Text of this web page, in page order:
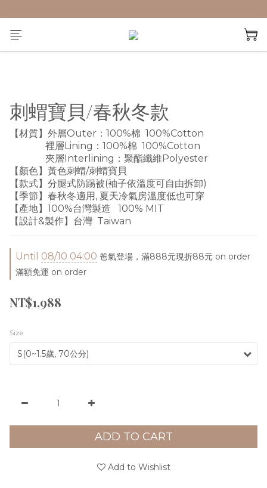
刺蝟寶貝/春秋冬款
【材質】外層Outer：100%棉  100%Cotton
               裡層Lining：100%棉  100%Cotton
               夾層Interlining：聚酯纖維Polyester
【顏色】黃色刺蝟/刺蝟寶貝
【款式】分腿式防踢被(袖子依溫度可自由拆卸)
【季節】春秋冬適用, 夏天冷氣房溫度低也可穿
【產地】100%台灣製造   100% MIT
【設計&製作】台灣  Taiwan
Until 08/10 04:00 爸氣登場，滿888元現折88元 on order
滿額免運 on order
NT$1,988
Size
ADD TO CART
Add to Wishlist